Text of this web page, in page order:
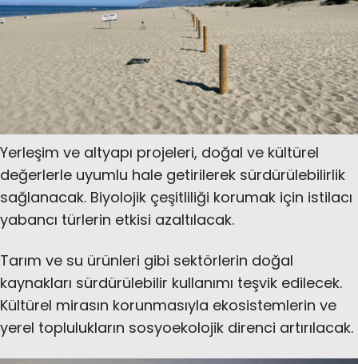
Yerleşim ve altyapı projeleri, doğal ve kültürel
değerlerle uyumlu hale getirilerek sürdürülebilirlik
sağlanacak. Biyolojik çeşitliliği korumak için istilacı
yabancı türlerin etkisi azaltılacak.
Tarım ve su ürünleri gibi sektörlerin doğal
kaynakları sürdürülebilir kullanımı teşvik edilecek.
Kültürel mirasın korunmasıyla ekosistemlerin ve
yerel toplulukların sosyoekolojik direnci artırılacak.